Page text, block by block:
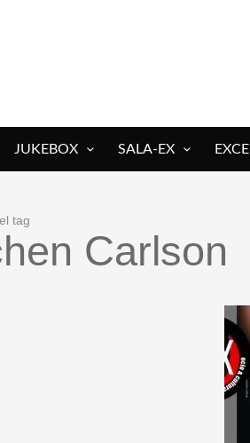
MARSHALL
JOFRE
JUKEBOX SALA-EX
tag
Carlson